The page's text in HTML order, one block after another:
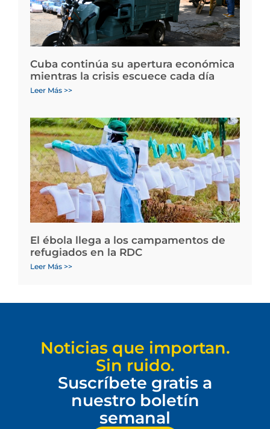
Cuba continúa su apertura económica
mientras la crisis escuece cada día
Leer Más >>
El ébola llega a los campamentos de
refugiados en la RDC
Leer Más >>
Noticias que importan.
Sin ruido.
Suscríbete gratis a
nuestro boletín
semanal